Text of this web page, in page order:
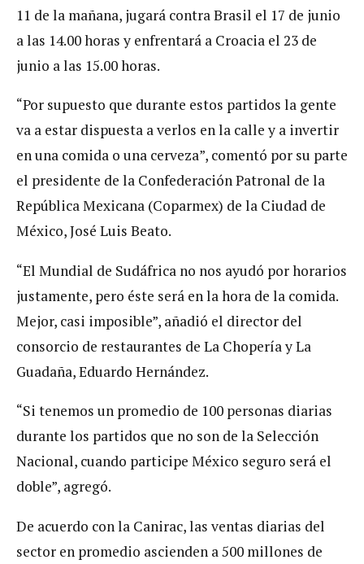
11 de la mañana, jugará contra Brasil el 17 de junio
a las 14.00 horas y enfrentará a Croacia el 23 de
junio a las 15.00 horas.
“Por supuesto que durante estos partidos la gente
va a estar dispuesta a verlos en la calle y a invertir
en una comida o una cerveza”, comentó por su parte
el presidente de la Confederación Patronal de la
República Mexicana (Coparmex) de la Ciudad de
México, José Luis Beato.
“El Mundial de Sudáfrica no nos ayudó por horarios
justamente, pero éste será en la hora de la comida.
Mejor, casi imposible”, añadió el director del
consorcio de restaurantes de La Chopería y La
Guadaña, Eduardo Hernández.
“Si tenemos un promedio de 100 personas diarias
durante los partidos que no son de la Selección
Nacional, cuando participe México seguro será el
doble”, agregó.
De acuerdo con la Canirac, las ventas diarias del
sector en promedio ascienden a 500 millones de